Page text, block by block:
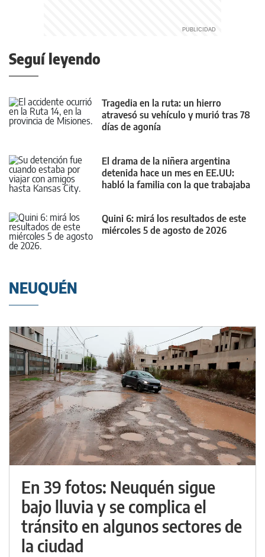
Seguí leyendo
Tragedia en la ruta: un hierro
atravesó su vehículo y murió tras 78
días de agonía
El drama de la niñera argentina
detenida hace un mes en EE.UU:
habló la familia con la que trabajaba
Quini 6: mirá los resultados de este
miércoles 5 de agosto de 2026
NEUQUÉN
En 39 fotos: Neuquén sigue
bajo lluvia y se complica el
tránsito en algunos sectores de
la ciudad